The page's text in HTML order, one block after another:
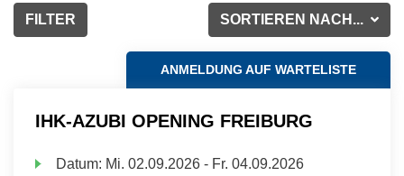
SORTIEREN NACH...
FILTER
ANMELDUNG AUF WARTELISTE
IHK-AZUBI OPENING FREIBURG
Datum: Mi. 02.09.2026 - Fr. 04.09.2026